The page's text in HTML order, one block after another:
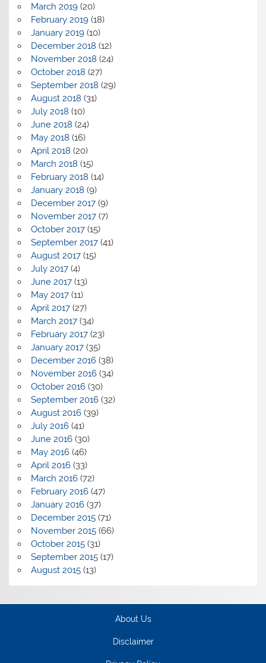
March 2019(20)
February 2019(18)
January 2019(10)
December 2018 (12)
November 2018 (24)
October 2018 (27)
September 2018 (29)
August 2018 (31)
July 2018 (10)
June 2018 (24)
May 2018 (16)
April 2018 (20)
March 2018 (15)
February 2018 (14)
January 2018 (9)
December 2017(9)
November 2017(7)
October 2017(15)
September 2017(41)
August 2017(15)
July 2017(4)
June 2017(13)
May 2017(11)
April 2017(27)
March 2017(34)
February 2017(23)
January 2017(35)
December 2016(38)
November 2016(34)
October 2016(30)
September 2016(32)
August 2016(39)
July 2016(41)
June 2016(30)
May 2016(46)
April 2016(33)
March 2016(72)
February 2016(47)
January 2016(37)
December 2015(71)
November 2015(66)
October 2015(31)
September 2015(17)
August 2015(13)
About Us
Disclaimer